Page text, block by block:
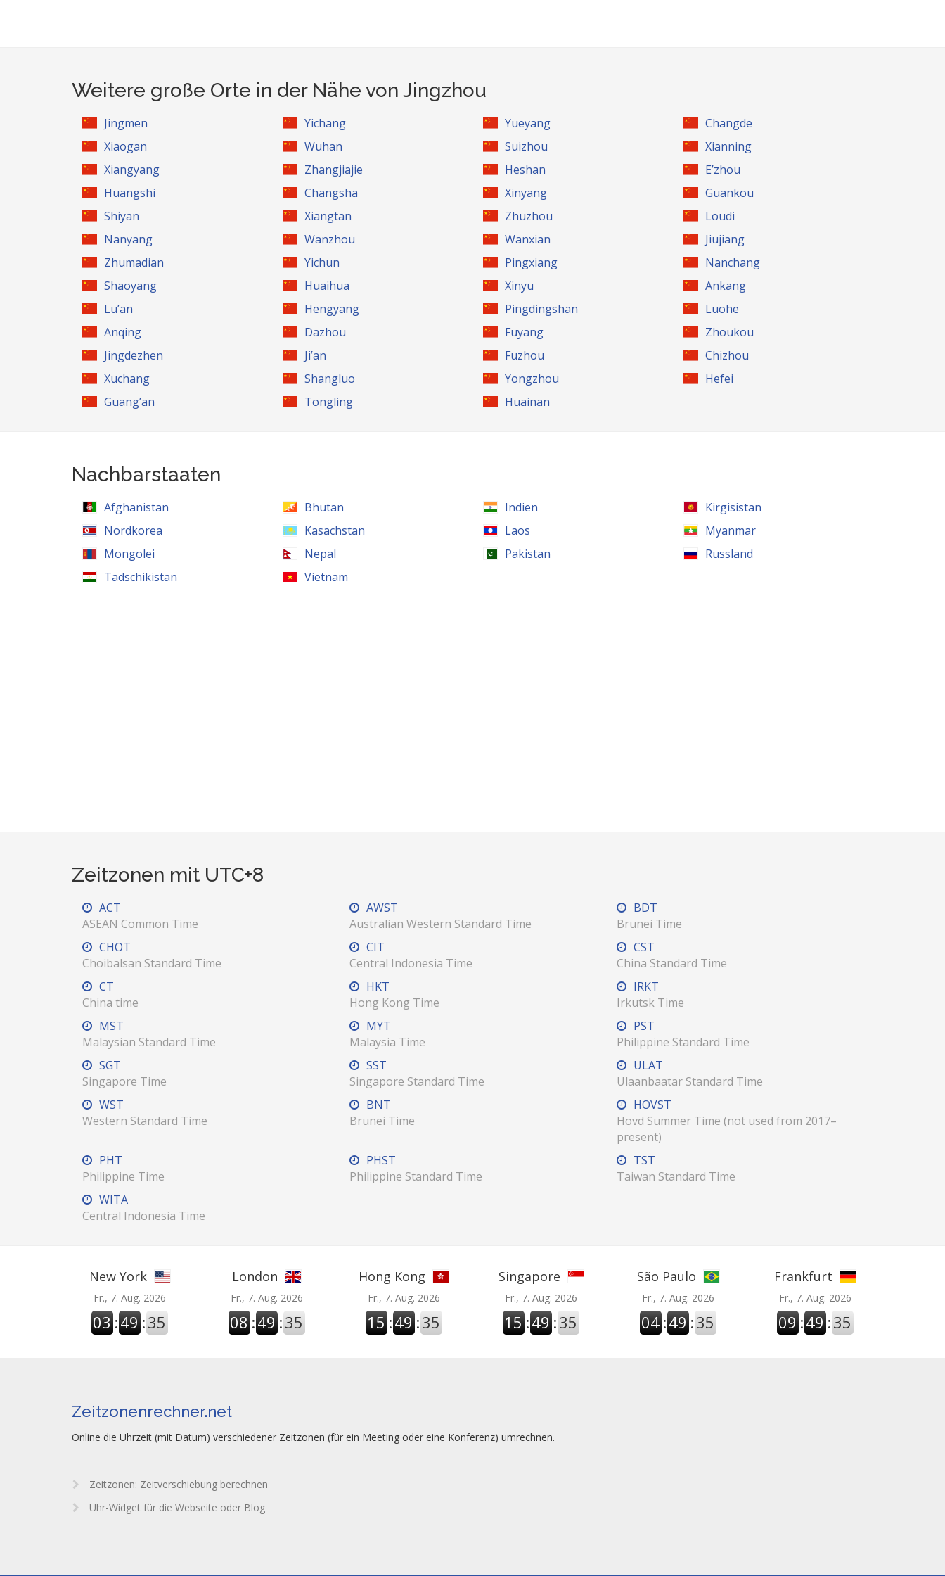
Weitere große Orte in der Nähe von Jingzhou
Jingmen Yichang Yueyang
Changde
Xiaogan
Wuhan Suizhou
Xianning
Xiangyang
Zhangjiajie Heshan
E’zhou
Huangshi
Changsha Xinyang
Guankou
Shiyan
Xiangtan Zhuzhou
Loudi
Nanyang
Wanzhou Wanxian
Jiujiang
Zhumadian
Yichun Pingxiang
Nanchang
Shaoyang
Huaihua Xinyu
Ankang
Lu’an
Hengyang Pingdingshan
Luohe
Anqing
Dazhou Fuyang
Zhoukou
Jingdezhen
Ji’an Fuzhou
Chizhou
Xuchang
Shangluo Yongzhou
Hefei
Guang’an
Tongling Huainan
Nachbarstaaten
Afghanistan Bhutan Indien
Kirgisistan
Nordkorea
Kasachstan Laos
Myanmar
Mongolei
Nepal Pakistan
Russland
Tadschikistan
Vietnam
Zeitzonen mit UTC+8
ACT
ASEAN Common Time
AWST
Australian Western Standard Time
BDT
Brunei Time
CHOT
Choibalsan Standard Time
CIT
Central Indonesia Time
CST
China Standard Time
CT
China time
HKT
Hong Kong Time
IRKT
Irkutsk Time
MST
Malaysian Standard Time
MYT
Malaysia Time
PST
Philippine Standard Time
SGT
Singapore Time
SST
Singapore Standard Time
ULAT
Ulaanbaatar Standard Time
WST
Western Standard Time
BNT
Brunei Time
HOVST
Hovd Summer Time (not used from 2017–
present)
PHT
Philippine Time
PHST
Philippine Standard Time
TST
Taiwan Standard Time
WITA
Central Indonesia Time
New York
Fr., 7. Aug. 2026
03 :49 :36
London
Fr., 7. Aug. 2026
08 :49 :36
Hong Kong
Fr., 7. Aug. 2026
15 :49 :36
Singapore
Fr., 7. Aug. 2026
15 :49 :36
São Paulo
Fr., 7. Aug. 2026
04 :49 :36
Frankfurt
Fr., 7. Aug. 2026
09 :49 :36
Zeitzonenrechner.net
Online die Uhrzeit (mit Datum) verschiedener Zeitzonen (für ein Meeting oder eine Konferenz) umrechnen.
Zeitzonen: Zeitverschiebung berechnen
Uhr-Widget für die Webseite oder Blog